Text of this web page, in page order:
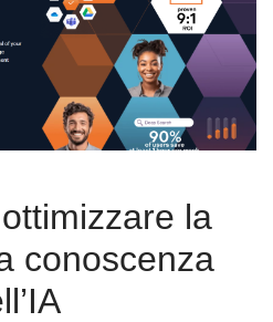
la
conoscenza